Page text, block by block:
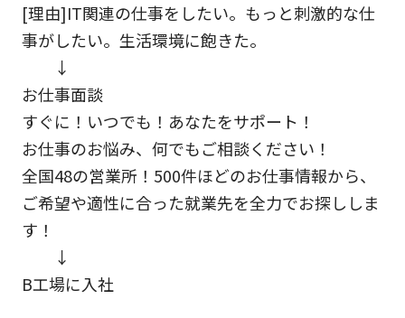
[理由]IT関連の仕事をしたい。もっと刺激的な仕
事がしたい。生活環境に飽きた。
↓
お仕事面談
すぐに！いつでも！あなたをサポート！
お仕事のお悩み、何でもご相談ください！
全国48の営業所！500件ほどのお仕事情報から、
ご希望や適性に合った就業先を全力でお探ししま
す！
↓
B工場に入社